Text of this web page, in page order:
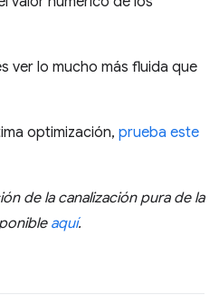
ver lo mucho más fluida que
optimización, prueba este
de la canalización pura de la
aquí.